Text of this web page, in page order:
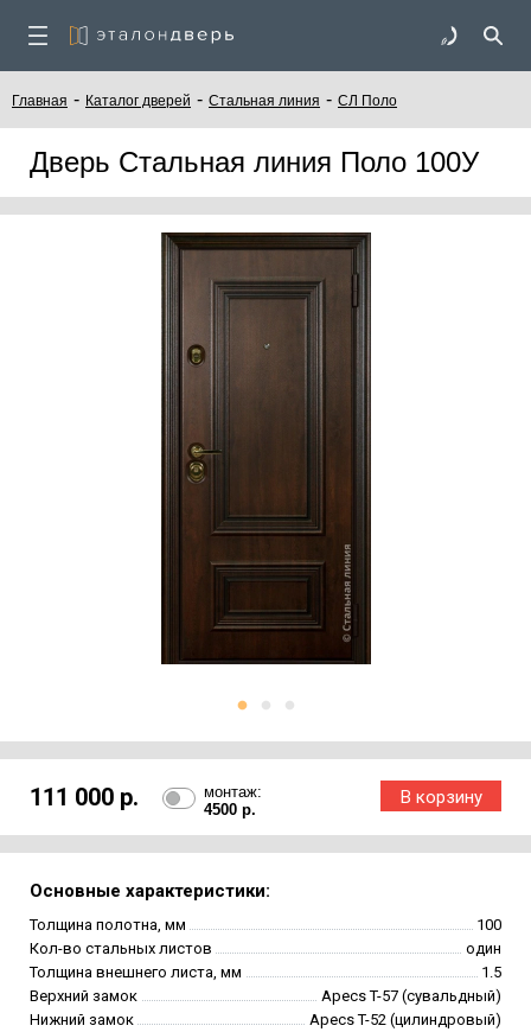
Главная - Каталог дверей - Стальная линия - СЛ Поло
Дверь Стальная линия Поло 100У
111 000 р.
монтаж:
4500 р.
Основные характеристики:
Толщина полотна, мм
100
Кол-во стальных листов
один
Толщина внешнего листа, мм
1.5
Верхний замок
Apecs T-57 (сувальдный)
Нижний замок
Apecs T-52 (цилиндровый)